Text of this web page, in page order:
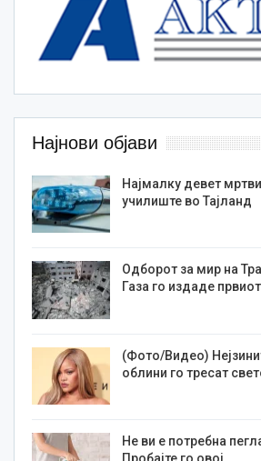
Најнови објави
Најмалку девет
училиште во Тајланд
Одборот за мир на
Газа го издаде
(Фото/Видео)
облини го тресат
Не ви е потребна